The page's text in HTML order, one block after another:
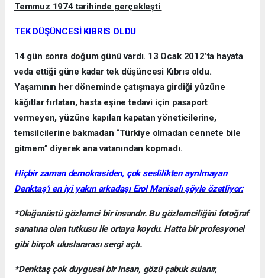
Temmuz 1974 tarihinde gerçekleşti.
TEK DÜŞÜNCESİ KIBRIS OLDU
14 gün sonra doğum günü vardı. 13 Ocak 2012’ta hayata
veda ettiği güne kadar tek düşüncesi Kıbrıs oldu.
Yaşamının her döneminde çatışmaya girdiği yüzüne
kâğıtlar fırlatan, hasta eşine tedavi için pasaport
vermeyen, yüzüne kapıları kapatan yöneticilerine,
temsilcilerine bakmadan “Türkiye olmadan cennete bile
gitmem” diyerek ana vatanından kopmadı.
Hiçbir zaman demokrasiden, çok seslilikten ayrılmayan
Denktaş’ı en iyi yakın arkadaşı Erol Manisalı şöyle özetliyor:
*Olağanüstü gözlemci bir insandır. Bu gözlemciliğini fotoğraf
sanatına olan tutkusu ile ortaya koydu. Hatta bir profesyonel
gibi birçok uluslararası sergi açtı.
*Denktaş çok duygusal bir insan, gözü çabuk sulanır,